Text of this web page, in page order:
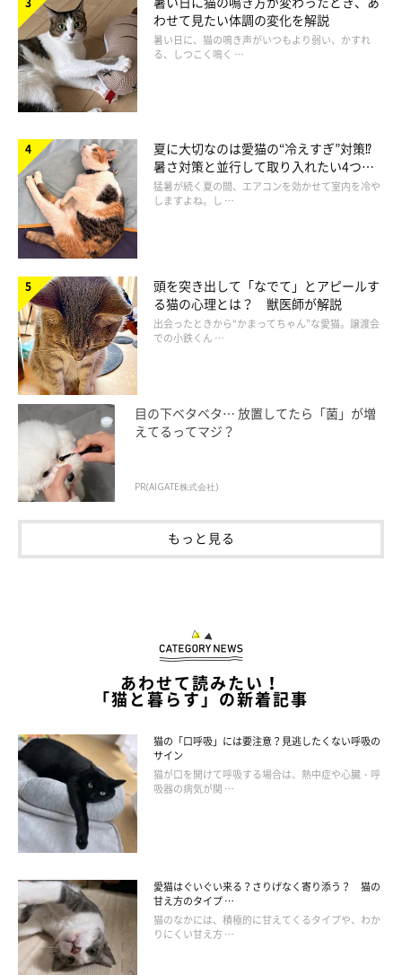
トレスになる原因を見つけて取り除いていきます。
常同障害
気を紛らわすために特定の場所をなめ続けたり、ぐるぐる回り続
けたりと、ひとつの行動に執着を見せる病気です。
これは、退屈すぎたりトイレが汚れて不快だったりと、生活環境
に原因があると考えられています。
なめ続けると部分的に脱毛してしまい、舌のザラザラした部分で
皮膚を傷つけることも。異変を感じたら早めに動物病院を受診し
飼い主さんは居心地のよい場所を用意してあ
わせて見たい体調の変化を解説
暑い日に、猫の鳴き声がいつもより弱い、かすれ
る、しつこく鳴く …
夏に大切なのは愛猫の“冷えすぎ”対策⁉
暑さ対策と並行して取り入れたい4つの
工夫
猛暑が続く夏の間、エアコンを効かせて室内を冷や
しますよね。し …
頭を突き出して「なでて」とアピールす
る猫の心理とは？ 獣医師が解説
出会ったときから“かまってちゃん”な愛猫。譲渡会
での小鉄くん …
目の下ベタベタ… 放置してたら「菌」が増
えてるってマジ？
PR(AIGATE株式会社)
もっと見る
あわせて読みたい！
「猫と暮らす」の新着記事
猫の「口呼吸」には要注意？見逃したくない呼吸の
サイン
猫が口を開けて呼吸する場合は、熱中症や心臓・呼
吸器の病気が関 …
愛猫はぐいぐい来る？さりげなく寄り添う？ 猫の
甘え方のタイプ …
猫のなかには、積極的に甘えてくるタイプや、わか
りにくい甘え方 …